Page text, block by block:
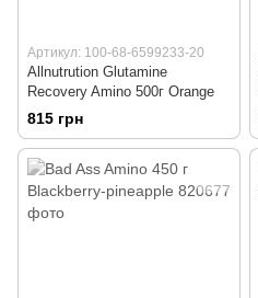
Артикул: 100-68-6599233-20
Allnutrution Glutamine
Recovery Amino 500г Orange
815 грн